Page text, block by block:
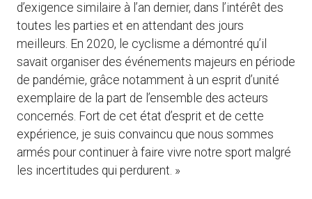
d’exigence similaire à l’an dernier, dans l’intérêt des
toutes les parties et en attendant des jours
meilleurs. En 2020, le cyclisme a démontré qu’il
savait organiser des événements majeurs en période
de pandémie, grâce notamment à un esprit d’unité
exemplaire de la part de l’ensemble des acteurs
concernés. Fort de cet état d’esprit et de cette
expérience, je suis convaincu que nous sommes
armés pour continuer à faire vivre notre sport malgré
les incertitudes qui perdurent. »